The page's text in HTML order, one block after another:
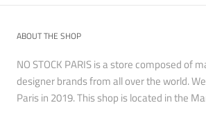
ABOUT THE SHOP
NO STOCK PARIS is a store composed of
designer brands from all over the world.
Paris in 2019. This shop is located in the